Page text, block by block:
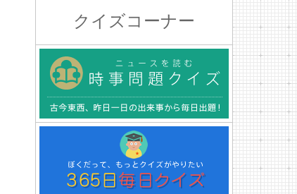
クイズコーナー